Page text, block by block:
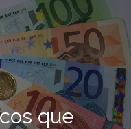
que